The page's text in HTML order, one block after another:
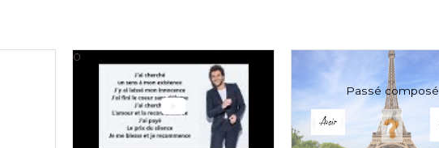
0
Passé composé